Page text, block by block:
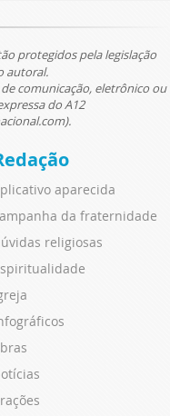
protegidos pela legislação
autoral.
comunicação, eletrônico ou
do A12
aparecida
da fraternidade
religiosas